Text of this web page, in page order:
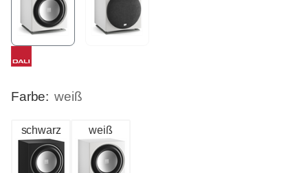
Farbe: weiß
schwarz weiß